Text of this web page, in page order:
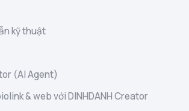
kỹ thuật
(AI Agent)
& web với DINHDANH Creator